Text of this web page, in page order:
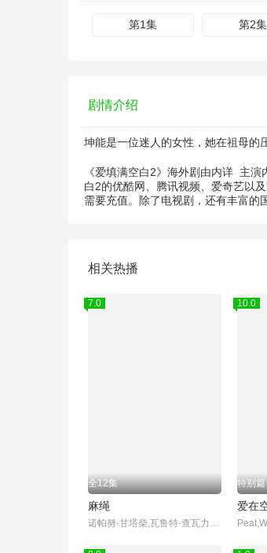
第1集 第2集
剧情介绍
坤能是一位迷人的女性，她在祖母的
《爱填满空白2》海外剧由内详 主演
白2的优酷网、腾讯视频、爱奇艺以
需要充值。除了电视剧，还有丰富的
相关热播
7.0
全12集
麻绳
诺帕努·甘塔柴,瓦鲁特·查瓦力朱吉翁,纳塔奇·司隶朋通,提迪瓦·立帕拉赛,萨曼莎·梅兰妮·蔻兹,帕琳恩·查恩玛浓,Bosston,Suphadach,Wilairat,帕西特·本朋沙瓦
10.0
特别篇
爱在